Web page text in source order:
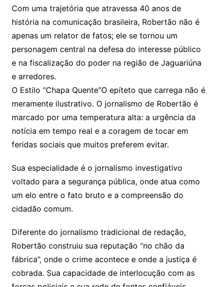
Com uma trajetória que atravessa 40 anos de
história na comunicação brasileira, Robertão não é
apenas um relator de fatos; ele se tornou um
personagem central na defesa do interesse público
e na fiscalização do poder na região de Jaguariúna
e arredores.
O Estilo “Chapa Quente”O epíteto que carrega não é
meramente ilustrativo. O jornalismo de Robertão é
marcado por uma temperatura alta: a urgência da
notícia em tempo real e a coragem de tocar em
feridas sociais que muitos preferem evitar.
Sua especialidade é o jornalismo investigativo
voltado para a segurança pública, onde atua como
um elo entre o fato bruto e a compreensão do
cidadão comum.
Diferente do jornalismo tradicional de redação,
Robertão construiu sua reputação “no chão da
fábrica”, onde o crime acontece e onde a justiça é
cobrada. Sua capacidade de interlocução com as